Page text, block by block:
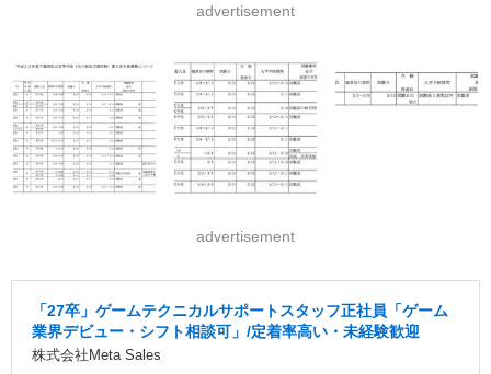
advertisement
advertisement
「27卒」ゲームテクニカルサポートスタッフ正社員「ゲーム
業界デビュー・シフト相談可」/定着率高い・未経験歓迎
株式会社Meta Sales